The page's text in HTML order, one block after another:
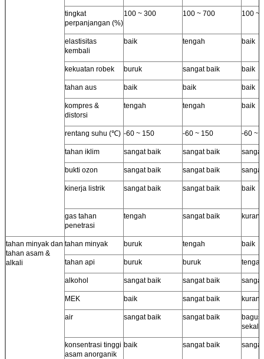
tingkat
perpanjangan (%)
100 ~ 300 100 ~ 700 100 ~
elastisitas
kembali
baik tengah baik
kekuatan robek buruk sangat baik baik
tahan aus baik baik baik
kompres &
distorsi
tengah tengah baik
rentang suhu (℃) -60 ~ 150 -60 ~ 150 -60 ~
tahan iklim sangat baik sangat baik
bukti ozon sangat baik sangat baik
kinerja listrik sangat baik sangat baik baik
gas tahan
penetrasi
tengah sangat baik
tahan minyak dan
tahan asam &
alkali
tahan minyak buruk tengah baik
tahan api buruk buruk tengah
alkohol sangat baik sangat baik
MEK baik sangat baik
air sangat baik sangat baik
bagus
sekali
konsentrasi tinggi
asam anorganik
baik sangat baik